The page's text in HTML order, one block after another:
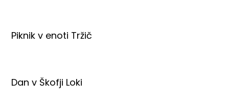
Piknik v enoti Tržič
Dan v Škofji Loki